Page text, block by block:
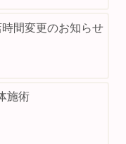
間変更のお知らせ
施術